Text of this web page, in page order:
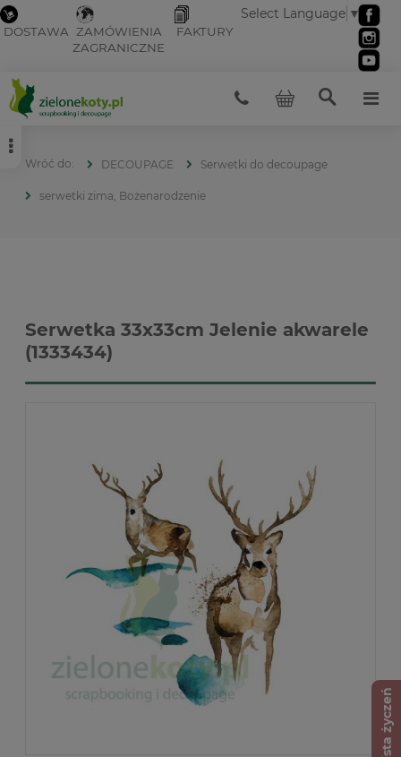
DOSTAWA ZAMÓWIENIA
ZAGRANICZNE
FAKTURY
Select Language ▼
DECOUPAGE Serwetki do decoupage
serwetki zima, Bożenarodzenie
Serwetka 33x33cm Jelenie akwarele
(1333434)
Lista życzeń